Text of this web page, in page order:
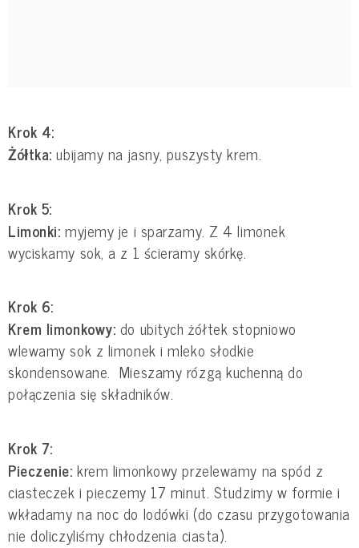
Krok 4:
Żółtka: ubijamy na jasny, puszysty krem.
Krok 5:
Limonki: myjemy je i sparzamy. Z 4 limonek
wyciskamy sok, a z 1 ścieramy skórkę.
Krok 6:
Krem limonkowy: do ubitych żółtek stopniowo
wlewamy sok z limonek i mleko słodkie
skondensowane. Mieszamy rózgą kuchenną do
połączenia się składników.
Krok 7:
Pieczenie:krem limonkowy przelewamy na spód z
ciasteczek i pieczemy 17 minut. Studzimy w formie i
wkładamy na noc do lodówki (do czasu przygotowania
nie doliczyliśmy chłodzenia ciasta).